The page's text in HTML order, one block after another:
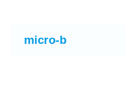
micro-b